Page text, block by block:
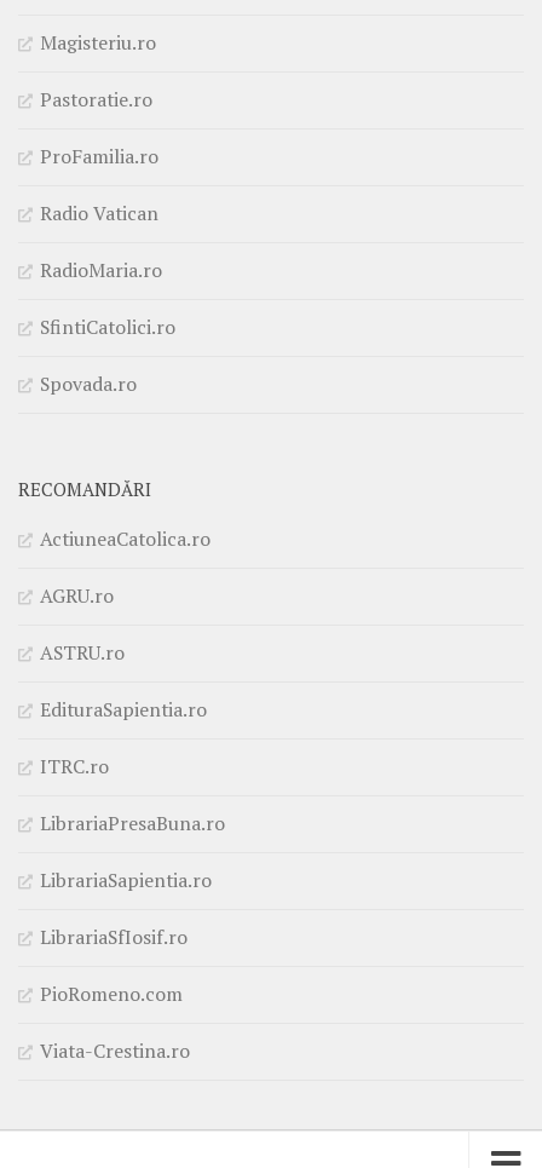
Magisteriu.ro
Pastoratie.ro
ProFamilia.ro
Radio Vatican
RadioMaria.ro
SfintiCatolici.ro
Spovada.ro
RECOMANDĂRI
ActiuneaCatolica.ro
AGRU.ro
ASTRU.ro
EdituraSapientia.ro
ITRC.ro
LibrariaPresaBuna.ro
LibrariaSapientia.ro
LibrariaSfIosif.ro
PioRomeno.com
Viata-Crestina.ro